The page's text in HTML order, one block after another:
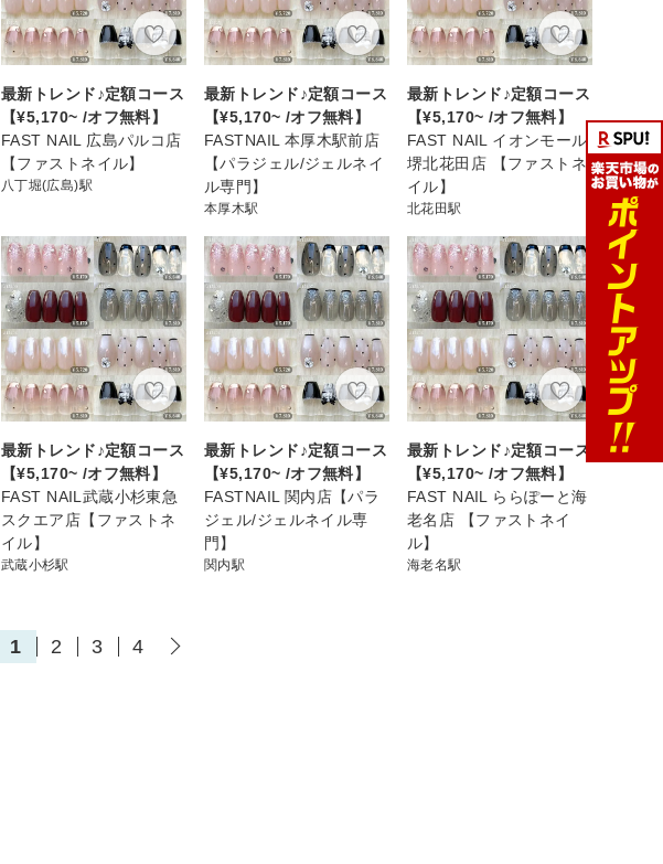
最新トレンド♪定額コース
【¥5,170~ /オフ無料】
FAST NAIL 広島パルコ店
【ファストネイル】
八丁堀(広島)駅
最新トレンド♪定額コース
【¥5,170~ /オフ無料】
FASTNAIL 本厚木駅前店
【パラジェル/ジェルネイ
ル専門】
本厚木駅
最新トレンド♪定額コース
【¥5,170~ /オフ無料】
FAST NAIL イオンモール
堺北花田店 【ファストネ
イル】
北花田駅
最新トレンド♪定額コース
【¥5,170~ /オフ無料】
FAST NAIL武蔵小杉東急
スクエア店【ファストネ
イル】
武蔵小杉駅
最新トレンド♪定額コース
【¥5,170~ /オフ無料】
FASTNAIL 関内店【パラ
ジェル/ジェルネイル専
門】
関内駅
最新トレンド♪定額コース
【¥5,170~ /オフ無料】
FAST NAIL ららぽーと海
老名店 【ファストネイ
ル】
海老名駅
1 2 3 4